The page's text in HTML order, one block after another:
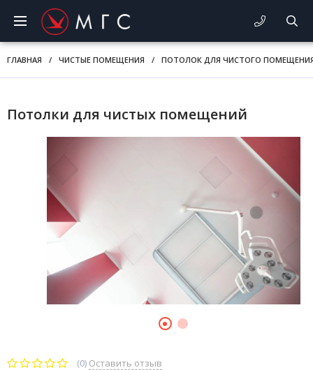
ГЛАВНАЯ / ЧИСТЫЕ ПОМЕЩЕНИЯ / ПОТОЛОК ДЛЯ ЧИСТОГО
Потолки для чистых помещений
(0) Оставить отзыв